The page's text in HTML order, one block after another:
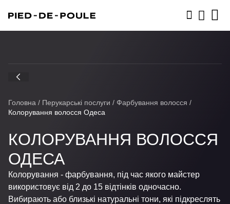
Головна / Перукарські послуги / Фарбування волосся /
Колорування волосся Одеса
КОЛОРУВАННЯ ВОЛОССЯ
ОДЕСА
Колорування - фарбування, під час якого майстер
використовує від 2 до 15 відтінків одночасно.
Вибирають або близькі натуральні тони, які підкреслять